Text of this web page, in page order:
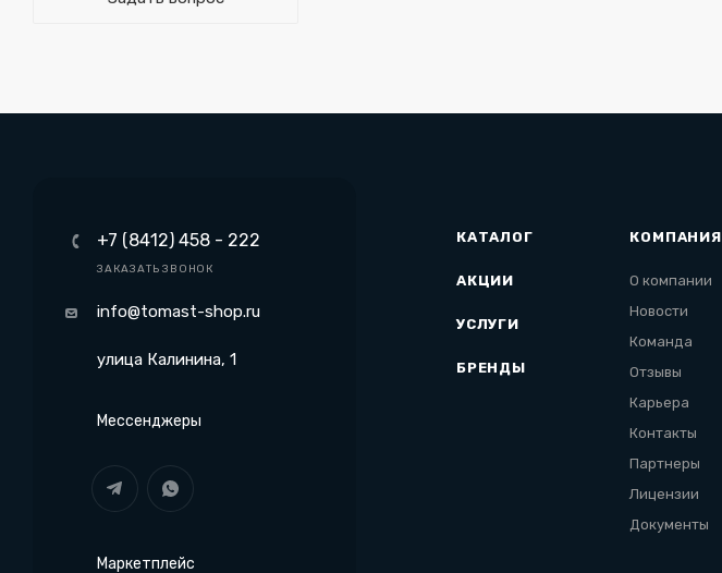
+7 (8412) 458 - 222
ЗАКАЗАТЬ ЗВОНОК
info@tomast-shop.ru
улица Калинина, 1
Мессенджеры
Маркетплейс
КАТАЛОГ
АКЦИИ
УСЛУГИ
БРЕНДЫ
КОМПАНИЯ
О компании
Новости
Команда
Отзывы
Карьера
Контакты
Партнеры
Лицензии
Документы